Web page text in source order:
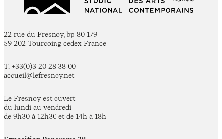
22 rue du Fresnoy, bp 80 179
59 202 Tourcoing cedex France
T. +33(0)3 20 28 38 00
accueil@lefresnoy.net
Le Fresnoy est ouvert
du lundi au vendredi
de 9h30 à 12h30 et de 14h à 18h